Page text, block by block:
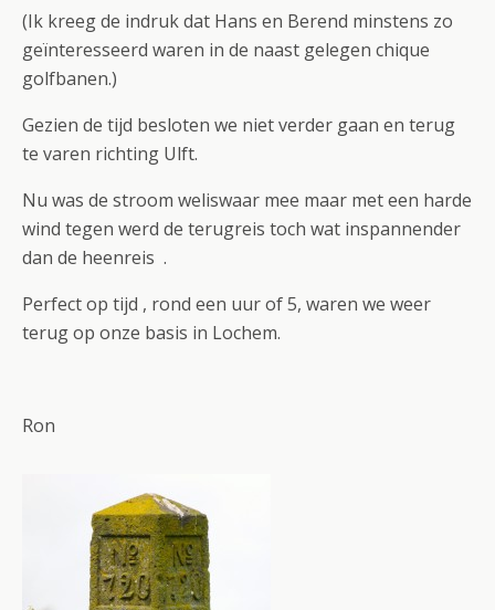
(Ik kreeg de indruk dat Hans en Berend minstens zo
geïnteresseerd waren in de naast gelegen chique
golfbanen.)
Gezien de tijd besloten we niet verder gaan en terug
te varen richting Ulft.
Nu was de stroom weliswaar mee maar met een harde
wind tegen werd de terugreis toch wat inspannender
dan de heenreis .
Perfect op tijd , rond een uur of 5, waren we weer
terug op onze basis in Lochem.
Ron